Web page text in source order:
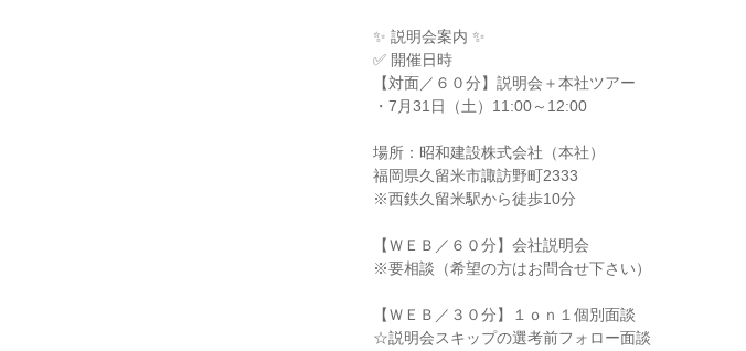
✨ 説明会案内 ✨
✅ 開催日時
【対面／６０分】説明会＋本社ツアー
・7月31日（土）11:00～12:00
場所：昭和建設株式会社（本社）
福岡県久留米市諏訪野町2333
※西鉄久留米駅から徒歩10分
【ＷＥＢ／６０分】会社説明会
※要相談（希望の方はお問合せ下さい）
【ＷＥＢ／３０分】１ｏｎ１個別面談
☆説明会スキップの選考前フォロー面談